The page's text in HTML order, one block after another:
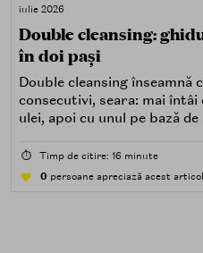
iulie 2026
Double cleansing:
în doi pași
Double cleansing înseamnă
consecutivi, seara: mai
ulei, apoi cu unul pe bază
poluare. Al doilea
⏱️ Timp de citire: 16 minute
0 persoane apreciază acest articol